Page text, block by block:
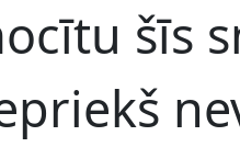
šīs